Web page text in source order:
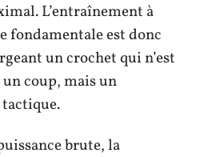
L’entraînement à
fondamentale est donc
un crochet qui n’est
coup, mais un
brute, la